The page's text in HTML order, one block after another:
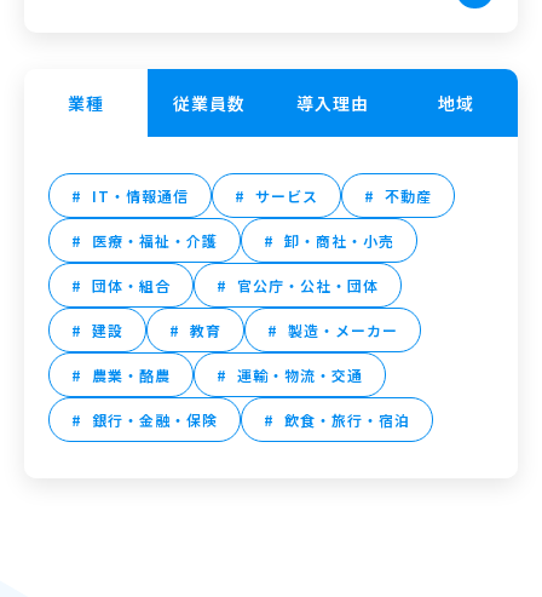
業種
IT・情報通信 サービス 不動産
医療・福祉・介護 卸・商社・小売
団体・組合 官公庁・公社・団体
建設 教育 製造・メーカー
農業・酪農 運輸・物流・交通
銀行・金融・保険 飲食・旅行・宿泊
従業員数 導入理由 地域